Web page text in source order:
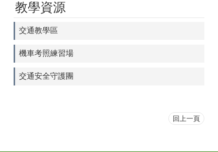
教學資源
交通教學區
機車考照練習場
交通安全守護團
回上一頁